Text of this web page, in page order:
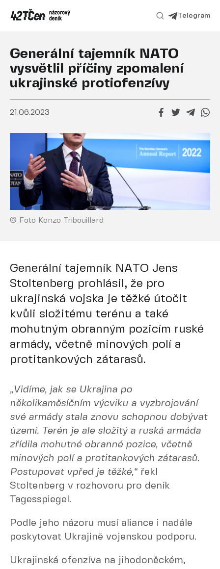
Telegram
Generální tajemník NATO
vysvětlil příčiny zpomalení
ukrajinské protiofenzívy
21.06.2023
© Foto Kenzo Tribouillard
Generální tajemník NATO Jens
Stoltenberg prohlásil, že pro
ukrajinská vojska je těžké útočit
kvůli složitému terénu a také
mohutným obranným pozicím ruské
armády, včetně minových polí a
protitankových zátarasů.
„Vidíme, jak se Ukrajina po
několikaměsíčním výcviku a vyzbrojování
své armády stala znovu schopnou dobývat
území. Terén je ale složitý a ruská armáda
zřídila mohutné obranné pozice, včetně
minových polí a protitankových zátarasů.
Postupovat vpřed je těžké,“ řekl
Stoltenberg v rozhovoru pro deník
Tagesspiegel.
Podle jeho názoru musí aliance i nadále
poskytovat Ukrajině vojenskou podporu.
Ukrajinská ofenzíva na jihodoněckém,